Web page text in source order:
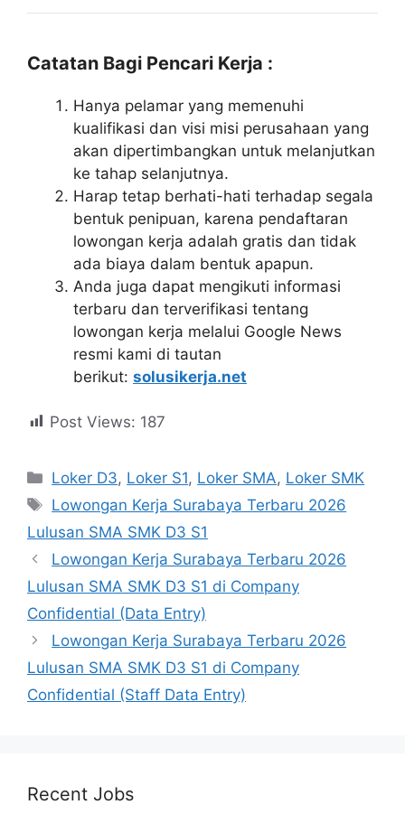
Catatan Bagi Pencari Kerja :
Hanya pelamar yang memenuhi
kualifikasi dan visi misi perusahaan yang
akan dipertimbangkan untuk melanjutkan
ke tahap selanjutnya.
Harap tetap berhati-hati terhadap segala
bentuk penipuan, karena pendaftaran
lowongan kerja adalah gratis dan tidak
ada biaya dalam bentuk apapun.
Anda juga dapat mengikuti informasi
terbaru dan terverifikasi tentang
lowongan kerja melalui Google News
resmi kami di tautan
berikut: solusikerja.net
Post Views: 187
Kategori
Loker D3, Loker S1, Loker SMA, Loker SMK
Tag
Lowongan Kerja Surabaya Terbaru 2026
Lulusan SMA SMK D3 S1
Lowongan Kerja Surabaya Terbaru 2026
Lulusan SMA SMK D3 S1 di Company
Confidential (Data Entry)
Lowongan Kerja Surabaya Terbaru 2026
Lulusan SMA SMK D3 S1 di Company
Confidential (Staff Data Entry)
Recent Jobs